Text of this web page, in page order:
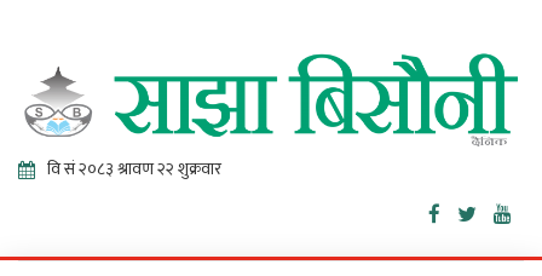
Sajha
Online News Portal